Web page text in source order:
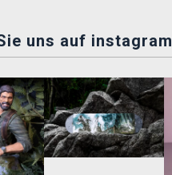
uns auf instagram